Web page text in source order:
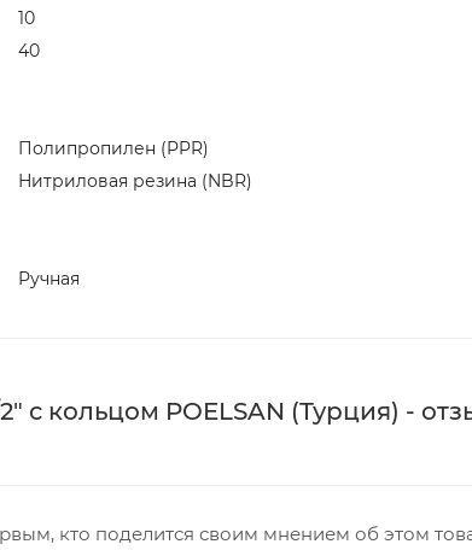
10
40
Полипропилен (PPR)
Нитриловая резина (NBR)
Ручная
с кольцом POELSAN (Турция) -
кто поделится своим мнением об этом